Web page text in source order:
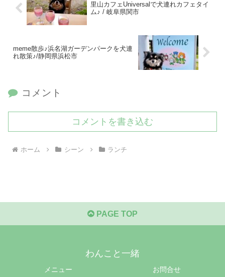
里山カフェUniversalで犬連れカフェタイ
ム♪ / 岐阜県関市
meme散歩♪浜名湖ガーデンパークを犬連
れ散策♪/静岡県浜松市
コメント
コメントを書き込む
ホーム シーン ランチ
PAGE TOP
わんこと一緒
メニュー
お問合せ